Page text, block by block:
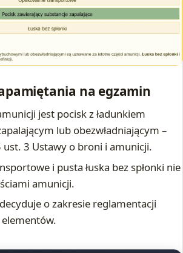
na egzamin
jest pocisk z ładunkiem
lub obezwładniającym –
3 Ustawy o broni i amunicji.
i pusta łuska bez spłonki nie
amunicji.
o zakresie reglamentacji